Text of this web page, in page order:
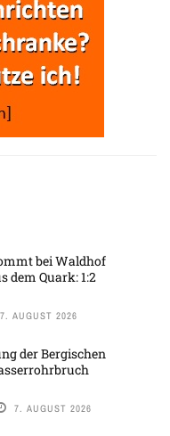
bei Waldhof
dem Quark: 1:2
7. AUGUST 2026
der Bergischen
7. AUGUST 2026